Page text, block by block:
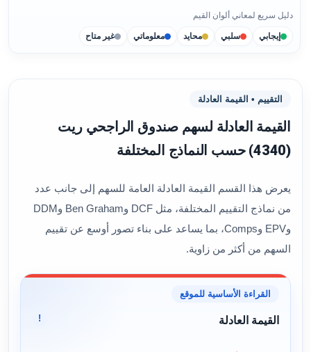
دليل سريع لمعاني ألوان القيم
إيجابي سلبي محايد معلوماتي غير متاح
التقييم • القيمة العادلة
القيمة العادلة لسهم صندوق الراجحي ريت
(4340) حسب النماذج المختلفة
يعرض هذا القسم القيمة العادلة العامة للسهم إلى جانب عدد
من نماذج التقييم المختلفة، مثل DCF وBen Graham وDDM
وEPV وComps، بما يساعد على بناء تصور أوسع عن تقييم
السهم من أكثر من زاوية.
القراءة الأساسية للموقع
القيمة العادلة !